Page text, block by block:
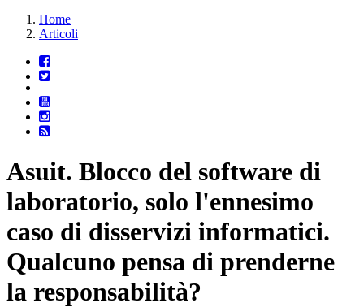
Home
Articoli
Asuit. Blocco del software di
laboratorio, solo l'ennesimo
caso di disservizi informatici.
Qualcuno pensa di prenderne
la responsabilità?